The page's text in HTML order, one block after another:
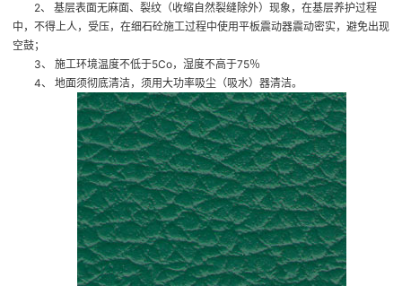
2、 基层表面无麻面、裂纹（收缩自然裂缝除外）现象，在基层养护过程
中，不得上人，受压，在细石砼施工过程中使用平板震动器震动密实，避免出现
空鼓；
3、 施工环境温度不低于5Co，湿度不高于75％
4、 地面须彻底清洁，须用大功率吸尘（吸水）器清洁。